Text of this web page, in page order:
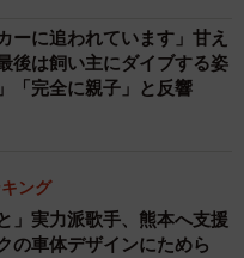
声で、いつもウレショ
しまう状態）を撒き散
好きだったんですね。
ーに追われています」甘え
は飼い主にダイブする姿
「完全に親子」と反響
ング
」実力派歌手、熊本へ支援
の車体デザインにためら